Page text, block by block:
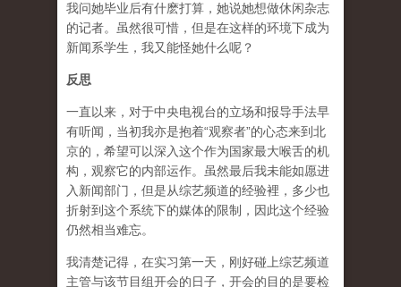
我问她毕业后有什麽打算，她说她想做休闲杂志
的记者。虽然很可惜，但是在这样的环境下成为
新闻系学生，我又能怪她什么呢？
反思
一直以来，对于中央电视台的立场和报导手法早
有听闻，当初我亦是抱着“观察者”的心态来到北
京的，希望可以深入这个作为国家最大喉舌的机
构，观察它的内部运作。虽然最后我未能如愿进
入新闻部门，但是从综艺频道的经验裡，多少也
折射到这个系统下的媒体的限制，因此这个经验
仍然相当难忘。
我清楚记得，在实习第一天，刚好碰上综艺频道
主管与该节目组开会的日子，开会的目的是要检